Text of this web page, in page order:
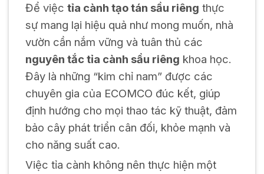
Để việc tỉa cành tạo tán sầu riêng thực
sự mang lại hiệu quả như mong muốn, nhà
vườn cần nắm vững và tuân thủ các
nguyên tắc tỉa cành sầu riêng khoa học.
Đây là những “kim chỉ nam” được các
chuyên gia của ECOMCO đúc kết, giúp
định hướng cho mọi thao tác kỹ thuật, đảm
bảo cây phát triển cân đối, khỏe mạnh và
cho năng suất cao.
Việc tỉa cành không nên thực hiện một